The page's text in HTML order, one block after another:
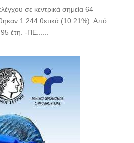
σε κεντρικά σημεία 64
1.244 θετικά (10.21%). Από
έτη. -ΠΕ......